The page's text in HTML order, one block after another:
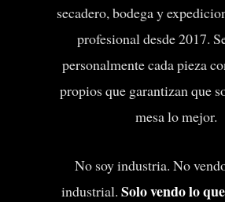
secadero, bodega y
profesional desde 2017.
personalmente cada pieza
propios que garantizan que
mesa lo mejor.
No soy industria. No
industrial. Solo vendo lo